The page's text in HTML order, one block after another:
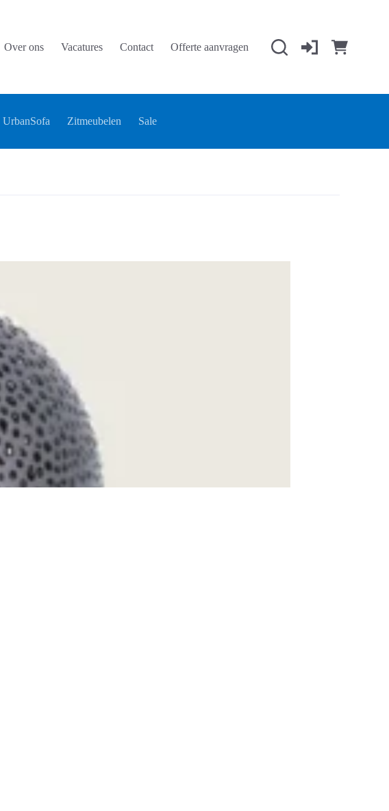
Over ons Vacatures Contact Offerte aanvragen
UrbanSofa Zitmeubelen Sale